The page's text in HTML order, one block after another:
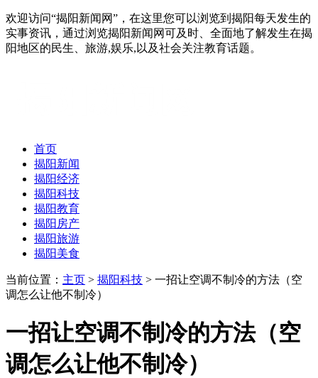
欢迎访问“揭阳新闻网”，在这里您可以浏览到揭阳每天发生的
实事资讯，通过浏览揭阳新闻网可及时、全面地了解发生在揭
阳地区的民生、旅游,娱乐,以及社会关注教育话题。
首页
揭阳新闻
揭阳经济
揭阳科技
揭阳教育
揭阳房产
揭阳旅游
揭阳美食
当前位置： 主页 > 揭阳科技 > 一招让空调不制冷的方法（空
调怎么让他不制冷）
一招让空调不制冷的方法（空
调怎么让他不制冷）